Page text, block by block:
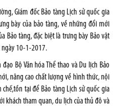
Giám đốc Bảo tàng Lịch sử quốc gia
bày của bảo tàng, về những đổi mới
Bảo tàng, đặc biệt là trưng bày Bảo vật
ngày 10-1-2017.
Bộ Văn hóa Thể thao và Du lịch Bảo
nâng cao chất lượng về hình thức, nội
tại để Bảo tàng Lịch sử quốc gia
khách tham quan, du lịch của thủ đô và